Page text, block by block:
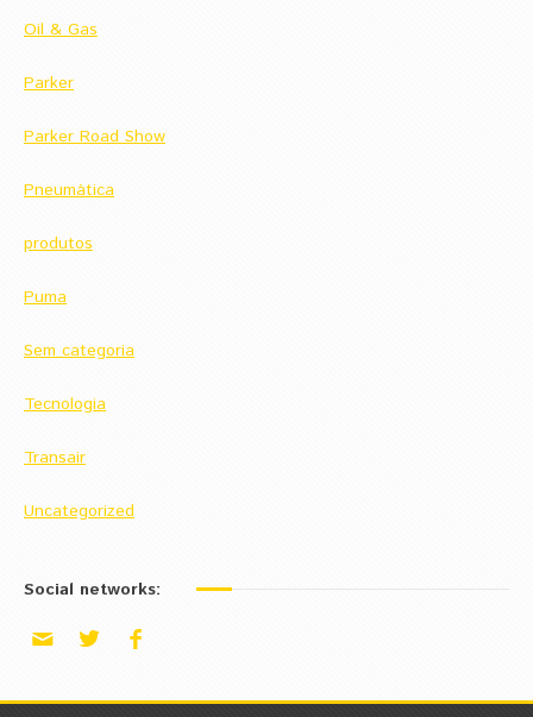
Oil & Gas
Parker
Parker Road Show
Pneumática
produtos
Puma
Sem categoria
Tecnologia
Transair
Uncategorized
Social networks: